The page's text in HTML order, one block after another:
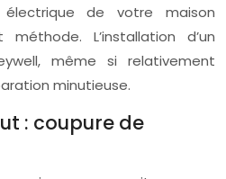
de votre maison
L’installation d’un
même si relativement
minutieuse.
: coupure de